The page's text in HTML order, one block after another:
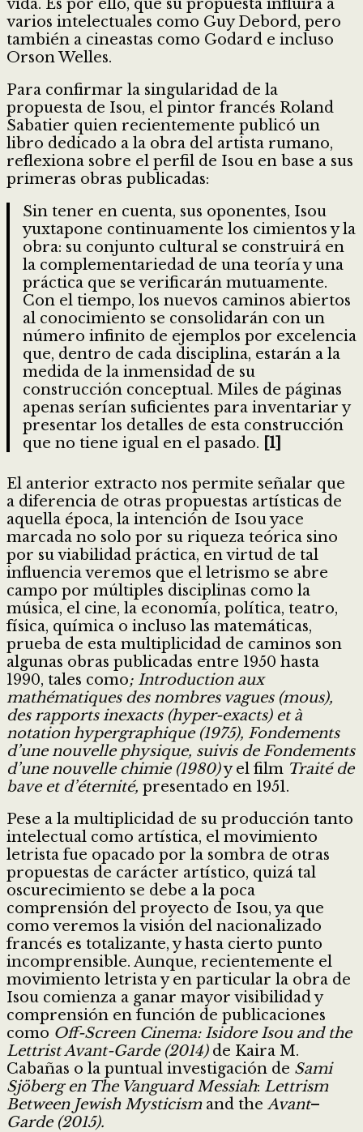
vida. Es por ello, que su propuesta influirá a
varios intelectuales como Guy Debord, pero
también a cineastas como Godard e incluso
Orson Welles.
Para confirmar la singularidad de la
propuesta de Isou, el pintor francés Roland
Sabatier quien recientemente publicó un
libro dedicado a la obra del artista rumano,
reflexiona sobre el perfil de Isou en base a sus
primeras obras publicadas:
Sin tener en cuenta, sus oponentes, Isou
yuxtapone continuamente los cimientos y la
obra: su conjunto cultural se construirá en
la complementariedad de una teoría y una
práctica que se verificarán mutuamente.
Con el tiempo, los nuevos caminos abiertos
al conocimiento se consolidarán con un
número infinito de ejemplos por excelencia
que, dentro de cada disciplina, estarán a la
medida de la inmensidad de su
construcción conceptual. Miles de páginas
apenas serían suficientes para inventariar y
presentar los detalles de esta construcción
que no tiene igual en el pasado.
[1]
El anterior extracto nos permite señalar que
a diferencia de otras propuestas artísticas de
aquella época, la intención de Isou yace
marcada no solo por su riqueza teórica sino
por su viabilidad práctica, en virtud de tal
influencia veremos que el letrismo se abre
campo por múltiples disciplinas como la
música, el cine, la economía, política, teatro,
física, química o incluso las matemáticas,
prueba de esta multiplicidad de caminos son
algunas obras publicadas entre 1950 hasta
1990, tales como; Introduction aux
mathématiques des nombres vagues (mous),
des rapports inexacts (hyper-exacts) et à
notation hypergraphique (1975), Fondements
d’une nouvelle physique, suivis de Fondements
d’une nouvelle chimie (1980)y el film Traité de
bave et d’éternité, presentado en 1951.
Pese a la multiplicidad de su producción tanto
intelectual como artística, el movimiento
letrista fue opacado por la sombra de otras
propuestas de carácter artístico, quizá tal
oscurecimiento se debe a la poca
comprensión del proyecto de Isou, ya que
como veremos la visión del nacionalizado
francés es totalizante, y hasta cierto punto
incomprensible. Aunque, recientemente el
movimiento letrista y en particular la obra de
Isou comienza a ganar mayor visibilidad y
comprensión en función de publicaciones
como Off-Screen Cinema: Isidore Isou and the
Lettrist Avant-Garde (2014) de Kaira M.
Cabañas o la puntual investigación de Sami
Sjöberg en The Vanguard Messiah: Lettrism
Between Jewish Mysticismand the Avant–
Garde (2015).